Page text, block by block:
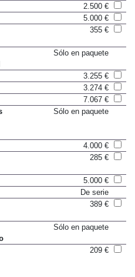
2.500 €
5.000 €
3.255 €
3.274 €
7.067 €
4.000 €
5.000 €
De serie